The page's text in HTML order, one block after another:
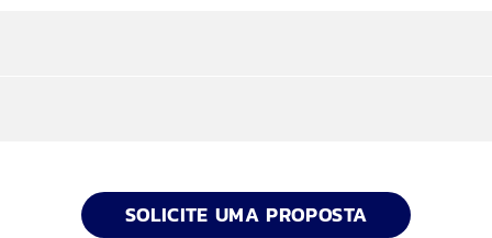
Escorregadio, Eco, Sport e Rebocar/Transp
parcelas são reduzidas e, no final, você utiliza o seu
SOLICITE UMA PROPOSTA